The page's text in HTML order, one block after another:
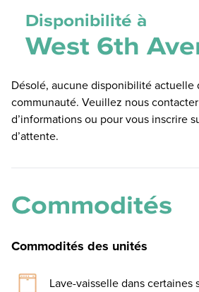
Disponibilité à
West 6th
Désolé, aucune disponibilité actuelle
communauté. Veuillez nous
d’informations ou pour vous inscrire
d’attente.
Commodités
Commodités des unités
Lave-vaisselle dans certaines